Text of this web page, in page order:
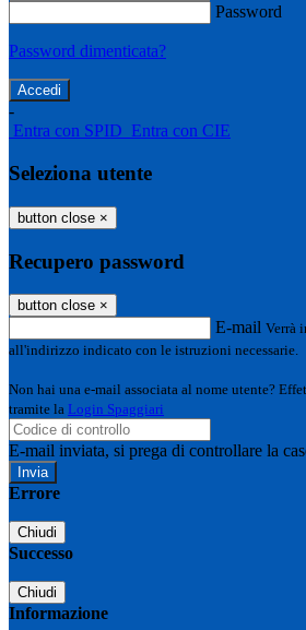
Password
Password dimenticata?
-
Entra con SPID Entra con CIE
Seleziona utente
button close ×
Recupero password
button close ×
E-mail Verrà
all'indirizzo indicato con le istruzioni necessarie.
Non hai una e-mail associata al nome utente?
tramite la Login Spaggiari
E-mail inviata, si prega di controllare la
Errore
Chiudi
Successo
Chiudi
Informazione